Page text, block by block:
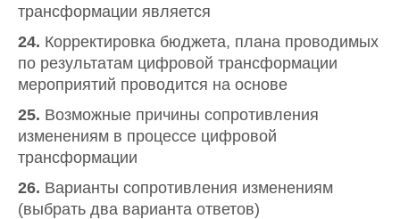
трансформации является
24. Корректировка бюджета, плана проводимых
по результатам цифровой трансформации
мероприятий проводится на основе
25. Возможные причины сопротивления
изменениям в процессе цифровой
трансформации
26. Варианты сопротивления изменениям
(выбрать два варианта ответов)